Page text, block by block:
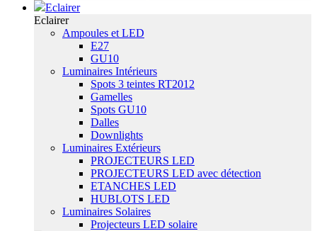
Eclairer
Eclairer
Ampoules et LED
E27
GU10
Luminaires Intérieurs
Spots 3 teintes RT2012
Gamelles
Spots GU10
Dalles
Downlights
Luminaires Extérieurs
PROJECTEURS LED
PROJECTEURS LED avec détection
ETANCHES LED
HUBLOTS LED
Luminaires Solaires
Projecteurs LED solaire